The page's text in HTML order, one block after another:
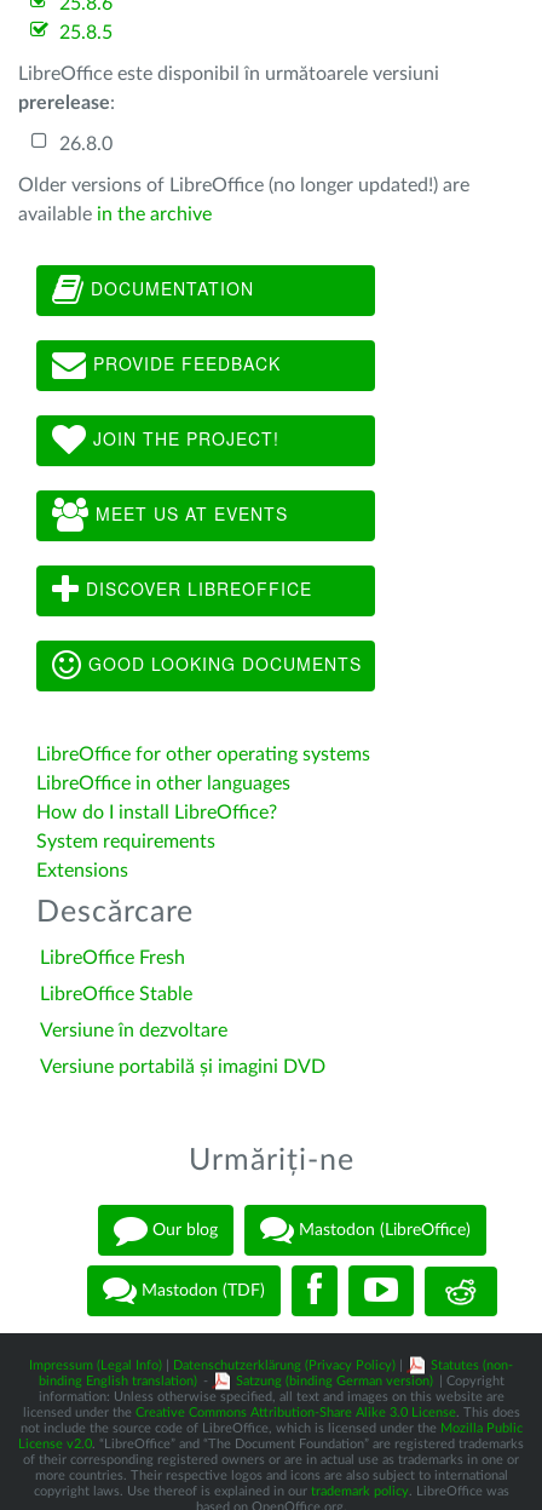
25.8.5
LibreOffice este disponibil în următoarele versiuni
prerelease:
26.8.0
Older versions of LibreOffice (no longer updated!) are
available in the archive
DOCUMENTATION
PROVIDE FEEDBACK
JOIN THE PROJECT!
MEET US AT EVENTS
DISCOVER LIBREOFFICE
GOOD LOOKING DOCUMENTS
LibreOffice for other operating systems
LibreOffice in other languages
How do I install LibreOffice?
System requirements
Extensions
Descărcare
LibreOffice Fresh
LibreOffice Stable
Versiune în dezvoltare
Versiune portabilă și imagini DVD
Urmăriți-ne
Our blog Mastodon (LibreOffice)
Mastodon (TDF)
Impressum (Legal Info) Datenschutzerklärung (Privacy Policy)
Statutes (non-
binding English translation) - Satzung (binding German version)
| Copyright
information: Unless otherwise specified, all text and images on this website are
licensed under the Creative Commons Attribution-Share Alike 3.0 License. This does
not include the source code of LibreOffice, which is licensed under the Mozilla Public
License v2.0 . “LibreOffice” and “The Document Foundation” are registered trademarks
of their corresponding registered owners or are in actual use as trademarks in one or
more countries. Their respective logos and icons are also subject to international
copyright laws. Use thereof is explained in our trademark policy. LibreOffice was
based on OpenOffice.org.